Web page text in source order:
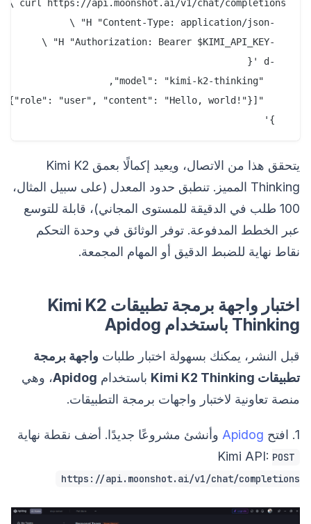
  }'
يتحقق هذا من الاتصال، ويعيد إكمالًا بعمق Kimi K2
Thinking المميز. تنطبق حدود المعدل (على سبيل المثال،
100 طلب في الدقيقة للمستوى المجاني)، قابلة للتوسع
عبر الخطط المدفوعة. توفر الوثائق في وحدة التحكم
نقاط نهاية للضبط الدقيق أو المهام المجمعة.
اختبار واجهة برمجة تطبيقات Kimi K2
Thinking باستخدام Apidog
قبل النشر، يمكنك بسهولة اختبار طلبات واجهة برمجة
تطبيقات Kimi K2 Thinking
باستخدام Apidog، وهي
منصة تعاونية لاختبار واجهات برمجة التطبيقات.
1. افتح Apidog وأنشئ مشروعًا جديدًا. أضف نقطة نهاية
Kimi API: POST
https://api.moonshot.ai/v1/chat/completions